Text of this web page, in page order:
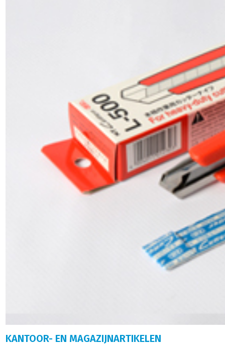
KANTOOR- EN MAGAZIJNARTIKELEN